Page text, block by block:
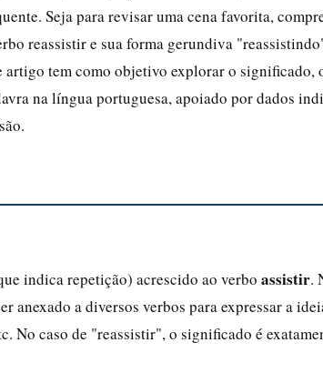
Seja para revisar uma cena favorita,
reassistir e sua forma gerundiva
tem como objetivo explorar o significado,
na língua portuguesa, apoiado por dados
indica repetição) acrescido ao verbo assistir.
anexado a diversos verbos para expressar a
No caso de "reassistir", o significado é